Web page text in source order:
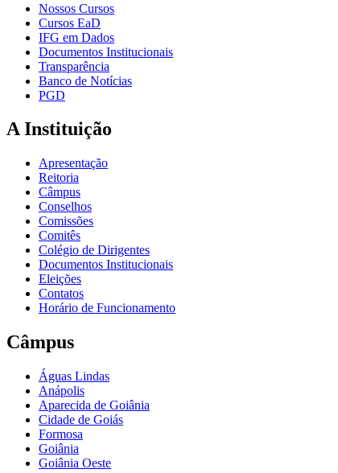
Nossos Cursos
Cursos EaD
IFG em Dados
Documentos Institucionais
Transparência
Banco de Notícias
PGD
A Instituição
Apresentação
Reitoria
Câmpus
Conselhos
Comissões
Comitês
Colégio de Dirigentes
Documentos Institucionais
Eleições
Contatos
Horário de Funcionamento
Câmpus
Águas Lindas
Anápolis
Aparecida de Goiânia
Cidade de Goiás
Formosa
Goiânia
Goiânia Oeste